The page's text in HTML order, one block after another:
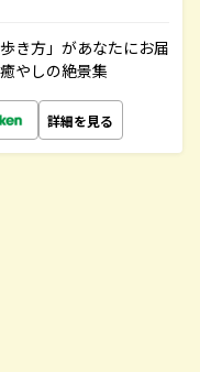
き方」があなたにお届
やしの絶景集
詳細を見る